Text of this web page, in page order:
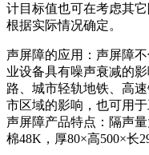
计目标值也可在考虑其
根据实际情况确定。
声屏障的应用：声屏障
业设备具有噪声衰减的
路、城市轻轨地铁、高
市区域的影响，也可用
声屏障产品特点：隔声
棉48K，厚80×高500×长